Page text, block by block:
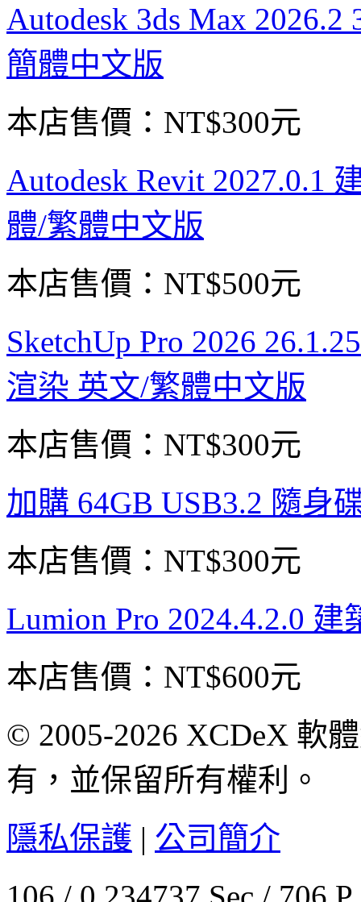
Autodesk 3ds Max
簡體中文版
本店售價： NT$300元
Autodesk Revit 2027.0.1
體/繁體中文版
本店售價： NT$500元
SketchUp Pro 2026
渲染 英文/繁體中文版
本店售價： NT$300元
加購 64GB USB3.2 隨身
本店售價： NT$300元
Lumion Pro 2024.4.2.0
本店售價： NT$600元
© 2005-2026 XCDeX 軟
有，並保留所有權利。
隱私保護 | 公司簡介